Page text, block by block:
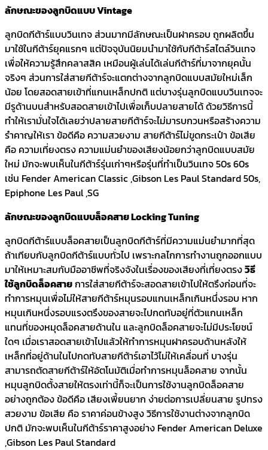
ลักษณะของลูกบิดแบบ Vintage
ลูกบิดกีต้าร์แบบวินเทจ ส่วนมากมีลักษณะเป็นฝาครอบ ถูกผลิตขึ้น
มาใช้ในกีต้าร์ยุคแรกๆ แต่ปัจจุบันนิยมนำมาใช้กับกีต้าร์สไตล์วินเทจ
เพื่อให้ความรู้สึกคลาสสิค เหมือนผู้เล่นได้เล่นกีต้าร์ที่มาจากยุคนั้น
จริงๆ ส่วนการใส่สายกีต้าร์จะแตกต่างจากลูกบิดแบบสมัยใหม่เล็ก
น้อย โดยสอดสายเข้าที่แกนเหล็กปกติ แต่บางรุ่นลูกบิดแบบวินเทจจะ
มีรูด้านบนสำหรับสอดสายเข้าไปเพื่อเก็บปลายสายได้ ด้วยวิธีการนี้
ทำให้เรามั่นใจได้เลยว่าปลายสายกีต้าร์จะไม่มารบกวนหรือสร้างความ
รำคาญให้เรา ข้อดีคือ ความสวยงาม สายกีต้าร์ไม่ขูดกระเป๋า ข้อเสีย
คือ ความเที่ยงตรง ความแม่นยำของเสียงน้อยกว่าลูกบิดแบบสมัย
ใหม่ มักจะพบเห็นในกีต้าร์รุ่นเก่าๆหรือรุ่นที่ทำเป็นวินเทจ 50s 60s
เช่น Fender American Classic ,Gibson Les Paul Standard 50s,
Epiphone Les Paul ,SG
ลักษณะของลูกบิดแบบล็อคสาย Locking Tuning
ลูกบิดกีต้าร์แบบล็อคสายเป็นลูกบิดกีต้าร์ที่มีความแม่นยำมากที่สุด
ถ้าเทียบกับลูกบิดกีต้าร์แบบทั่วไป เพราะกลไกการทำงานถูกออกแบบ
มาให้เหมาะสมกับมืออาชีพที่จริงจังในเรื่องของเสียงที่เที่ยงตรงวิธี
ใช้ลูกบิดล็อคสายการใส่สายกีต้าร์จะสอดสายเข้าไปให้ตรึงก่อนที่จะ
ทำการหมุนเพื่อไม่ให้สายกีต้าร์หมุนรอบแกนเหล็กเกินหนึ่งรอบ หาก
หมุนเกินหนึ่งรอบแรงตรึงของสายจะไปกดทับอยู่ที่ตัวแกนเหล็ก
แทนที่ของหมุดล็อคสายด้านใน และลูกบิดล็อคสายจะไม่มีประโยชน์
ใดๆ เมื่อเราสอดสายเข้าไปแล้วให้ทำการหมุนฝาครอบด้านหลังให้
เหล็กที่อยู่ด้านในไปกดทับสายกีต้าร์เอาไว้ไม่ให้เคลื่อนที่ บางรุ่น
สามารถตัดสายกีต้าร์ให้อัตโนมัติเมื่อทำการหมุนล็อคสาย จากนั้น
หมุนลูกบิดตั้งสายให้ตรงเท่านี้ก็จะเป็นการใช้งานลูกบิดล็อคสาย
อย่างถูกต้อง ข้อดีคือ เสียงเพี้ยนยาก ง่ายต่อการเปลี่ยนสาย รูปทรง
สวยงาม ข้อเสีย คือ ราคาค่อนข้างสูง วิธีการใช้งานต่างจากลูกบิด
ปกติ มักจะพบเห็นในกีต้าร์ราคาสูงอย่าง Fender American Deluxe
,Gibson Les Paul Standard